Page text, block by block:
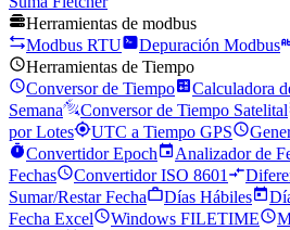
Herramientas de modbus
Modbus RTU
Depuración Modbus
Herramientas de Tiempo
Conversor de Tiempo
Calculadora
Semana
Conversor de Tiempo Satelital
por Lotes
UTC a Tiempo GPS
Convertidor Epoch
Analizador de
Fechas
Convertidor ISO 8601
Sumar/Restar Fecha
Días Hábiles
Fecha Excel
Windows FILETIME